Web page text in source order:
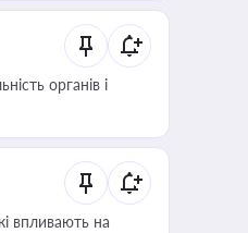
органів і
впливають на